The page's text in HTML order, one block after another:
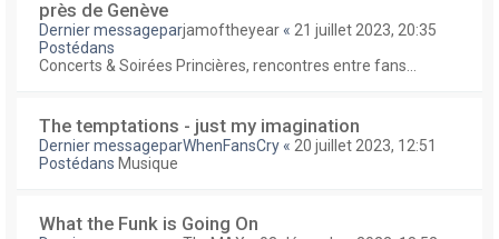
près de Genève
Dernier messageparjamoftheyear « 21 juillet 2023, 20:35
Postédans
Concerts & Soirées Princières, rencontres entre fans...
The temptations - just my imagination
Dernier messageparWhenFansCry « 20 juillet 2023, 12:51
Postédans Musique
What the Funk is Going On